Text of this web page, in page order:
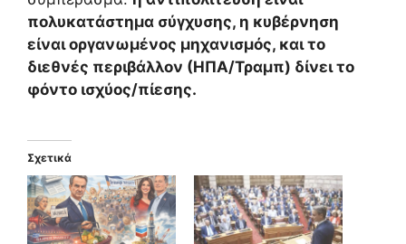
πολυκατάστημα σύγχυσης, η κυβέρνηση
είναι οργανωμένος μηχανισμός, και το
διεθνές περιβάλλον (ΗΠΑ/Τραμπ) δίνει το
φόντο ισχύος/πίεσης.
Σχετικά